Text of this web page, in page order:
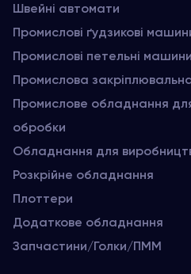
Швейні автомати
Промислові ґудзикові
Промислові петельні машини
Промислова
Промислове обладнання
обробки
Обладнання для
Розкрійне обладнання
Плоттери
Додаткове обладнання
Запчастини/Голки/ПММ